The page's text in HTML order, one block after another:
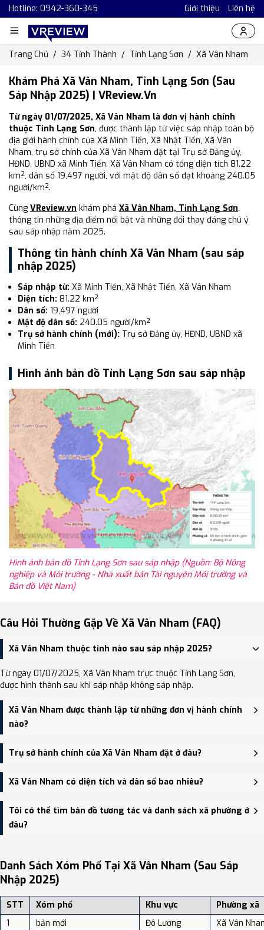
Hotline: 0942-360-345 Giới thiệu Liên hệ
Trang Chủ 34 Tỉnh Thành Tỉnh Lạng Sơn Xã Vân Nham
Khám Phá Xã Vân Nham, Tỉnh Lạng Sơn (Sau
Sáp Nhập 2025) | VReview.vn
Từ ngày 01/07/2025, Xã Vân Nham là đơn vị hành chính
thuộc Tỉnh Lạng Sơn, được thành lập từ việc sáp nhập toàn bộ
địa giới hành chính của Xã Minh Tiến, Xã Nhật Tiến, Xã Vân
Nham, trụ sở chính của Xã Vân Nham đặt tại Trụ sở Đảng ủy,
HĐND, UBND xã Minh Tiến. Xã Vân Nham có tổng diện tích 81.22
km², dân số 19,497 người, với mật độ dân số đạt khoảng 240.05
người/km².
Cùng VReview.vn khám phá Xã Vân Nham, Tỉnh Lạng Sơn,
thông tin những địa điểm nổi bật và những đổi thay đáng chú ý
sau sáp nhập năm 2025.
Thông tin hành chính Xã Vân Nham (sau sáp
nhập 2025)
Sáp nhập từ: Xã Minh Tiến, Xã Nhật Tiến, Xã Vân Nham
Diện tích: 81.22 km²
Dân số: 19,497 người
Mật độ dân số: 240.05 người/km²
Trụ sở hành chính (mới): Trụ sở Đảng ủy, HĐND, UBND xã
Minh Tiến
Hình ảnh bản đồ Tỉnh Lạng Sơn sau sáp nhập
Hình ảnh bản đồ Tỉnh Lạng Sơn sau sáp nhập (Nguồn: Bộ Nông
nghiệp và Môi trường - Nhà xuất bản Tài nguyên Môi trường và
Bản đồ Việt Nam)
Câu Hỏi Thường Gặp Về Xã Vân Nham (FAQ)
Xã Vân Nham thuộc tỉnh nào sau sáp nhập 2025?
Từ ngày 01/07/2025, Xã Vân Nham trực thuộc Tỉnh Lạng Sơn,
được hình thành sau khi sáp nhập không sáp nhập.
Xã Vân Nham được thành lập từ những đơn vị hành chính
nào?
Xã Vân Nham được thành lập trên cơ sở sáp nhập Xã Minh Tiến,
Xã Nhật Tiến, Xã Vân Nham.
Trụ sở hành chính của Xã Vân Nham đặt ở đâu?
Trụ sở hành chính mới của Xã Vân Nham đặt tại Trụ sở Đảng ủy,
HĐND, UBND xã Minh Tiến - trung tâm khu vực thuận tiện giao
thông.
Xã Vân Nham có diện tích và dân số bao nhiêu?
Xã Vân Nham có Diện tích: 81.22 km², Dân số: 19,497 người, Mật
độ dân số: Khoảng 240.05 người/km²
Tôi có thể tìm bản đồ tương tác và danh sách xã phường ở
đâu?
địa điểm tại: VReview.vn - Nền tảng review địa điểm, dịch vụ và du
lịch uy tín tại Việt Nam.
Danh Sách Xóm Phố Tại Xã Vân Nham (sau Sáp
Nhập 2025)
STT Xóm phố Khu vực
Phường xã
1
bản mới Đô Lương
Xã Vân